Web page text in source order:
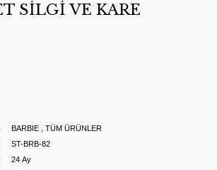
SİLGİ VE KARE
BARBIE
TÜM ÜRÜNLER
ST-BRB-82
24 Ay